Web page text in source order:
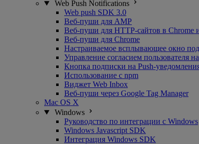
Web Push Notifications
Web push SDK 3.0
Веб-пуши для AMP
Веб-пуши для HTTP-сайтов в Chrome
Веб-пуши для Chrome
Настраиваемое всплывающее окно
Управление согласием пользователя
Кнопка подписки на Push-
Использование с npm
Виджет Web Inbox
Веб-пуши через Google Tag Manager
Mac OS X
Windows
Руководство по интеграции с Windows
Windows Javascript SDK
Интеграция Windows SDK